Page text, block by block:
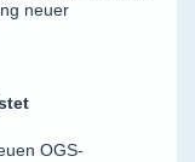
neuer
OGS-